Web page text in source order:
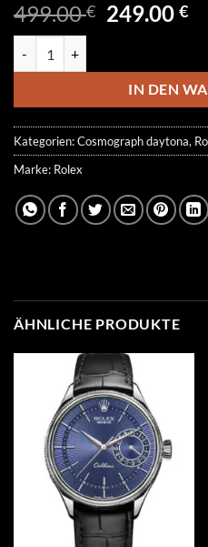
499.00€
499.00 €
249.00€
IN DEN
Kategorien:Cosmograph daytona,
Marke: Rolex
ÄHNLICHE PRODUKTE